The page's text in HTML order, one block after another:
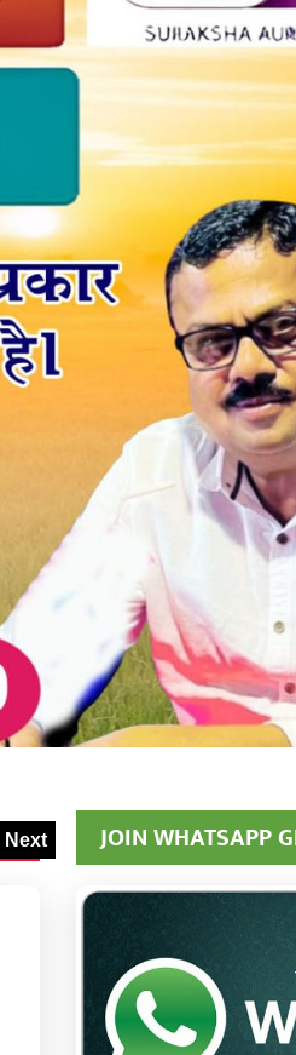
Next JOIN WHATSAPP